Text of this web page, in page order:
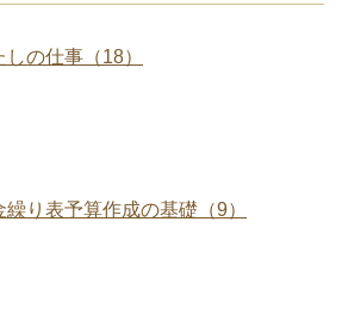
しの仕事（18）
繰り表予算作成の基礎（9）